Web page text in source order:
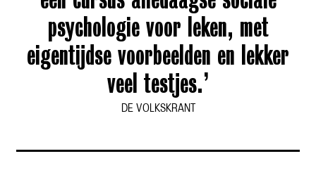
psychologie voor leken, met
eigentijdse voorbeelden en lekker
veel testjes.’
DE VOLKSKRANT